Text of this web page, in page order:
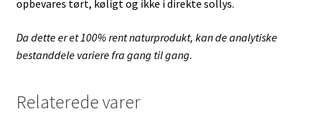
opbevares tørt, køligt og ikke i direkte sollys.
Da dette er et 100% rent naturprodukt, kan de analytiske
bestanddele variere fra gang til gang.
Relaterede varer